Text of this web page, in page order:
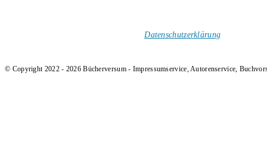
Datenschutzerklärung
© Copyright 2022 - 2026 Bücherversum - Impressumservice, Autorenservice,